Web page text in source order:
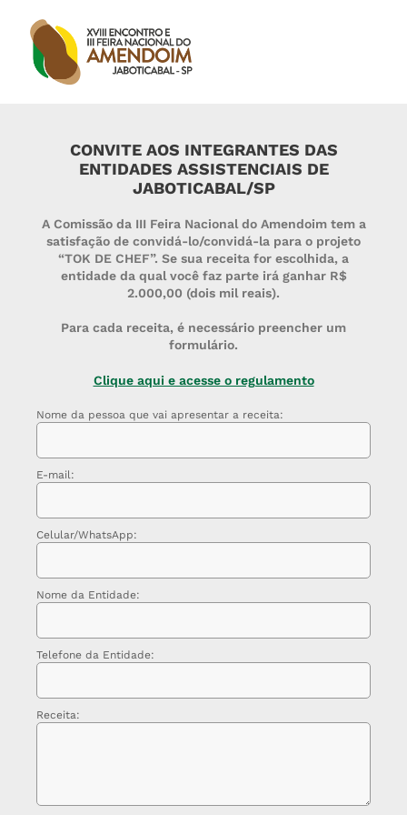
CONVITE AOS INTEGRANTES DAS
ENTIDADES ASSISTENCIAIS DE
JABOTICABAL/SP
A Comissão da III Feira Nacional do Amendoim tem a
satisfação de convidá-lo/convidá-la para o projeto
“TOK DE CHEF”. Se sua receita for escolhida, a
entidade da qual você faz parte irá ganhar R$
2.000,00 (dois mil reais).
Para cada receita, é necessário preencher um
formulário.
Clique aqui e acesse o regulamento
Nome da pessoa que vai apresentar a receita:
E-mail:
Celular/WhatsApp:
Nome da Entidade:
Telefone da Entidade:
Receita: